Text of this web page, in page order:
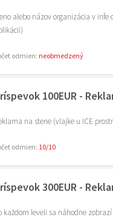
alebo názov organizácia v
odmien: neobmedzený
100EUR -
na stene (vlajke u ICE
odmien: 10/10
300EUR -
každom leveli sa náhodne